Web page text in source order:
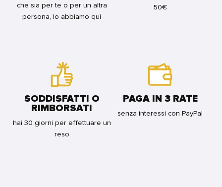
che sia per te o per un altra
persona, lo abbiamo qui
50€
SODDISFATTI O
RIMBORSATI
hai 30 giorni per effettuare un
reso
PAGA IN 3 RATE
senza interessi con PayPal